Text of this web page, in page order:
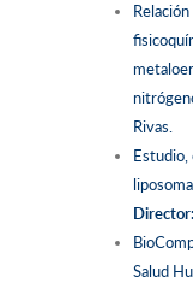
Rivas.
Estudio,
Director:
Salud